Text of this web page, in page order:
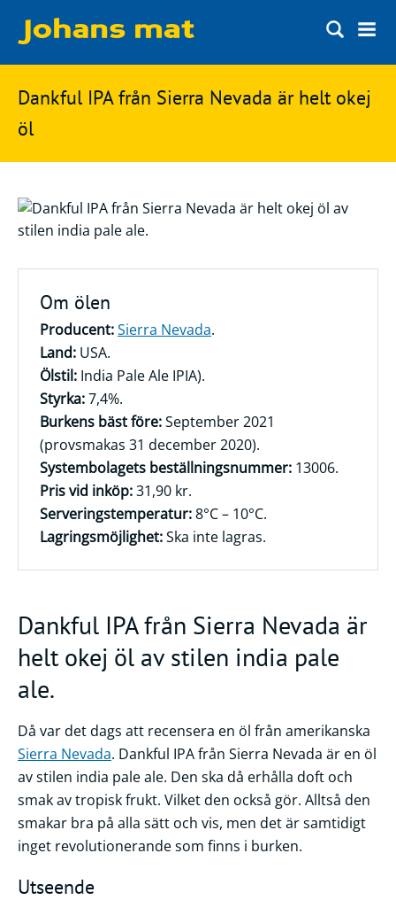
Matbloggen
Innertemperaturer
Ingredienser
Matsnack
Ölbloggen
Bryggerier
Ölstilar
Kontakt
Frågor
svar
Ölprovning
YouTube
Sök
på
Johans
mat
Dankful IPA från Sierra Nevada är helt okej
öl
Om ölen
Producent:Sierra Nevada.
Land: USA.
Ölstil: India Pale Ale IPIA).
Styrka:7,4%.
Burkens bäst före:September 2021
(provsmakas 31 december 2020).
Systembolagets beställningsnummer: 13006.
Pris vid inköp:31,90 kr.
Serveringstemperatur:8°C – 10°C.
Lagringsmöjlighet:Ska inte lagras.
Dankful IPA från Sierra Nevada är
helt okej öl av stilen india pale
ale.
Då var det dags att recensera en öl från amerikanska
Sierra Nevada. Dankful IPA från Sierra Nevada är en öl
av stilen india pale ale. Den ska då erhålla doft och
smak av tropisk frukt. Vilket den också gör. Alltså den
smakar bra på alla sätt och vis, men det är samtidigt
inget revolutionerande som finns i burken.
Utseende